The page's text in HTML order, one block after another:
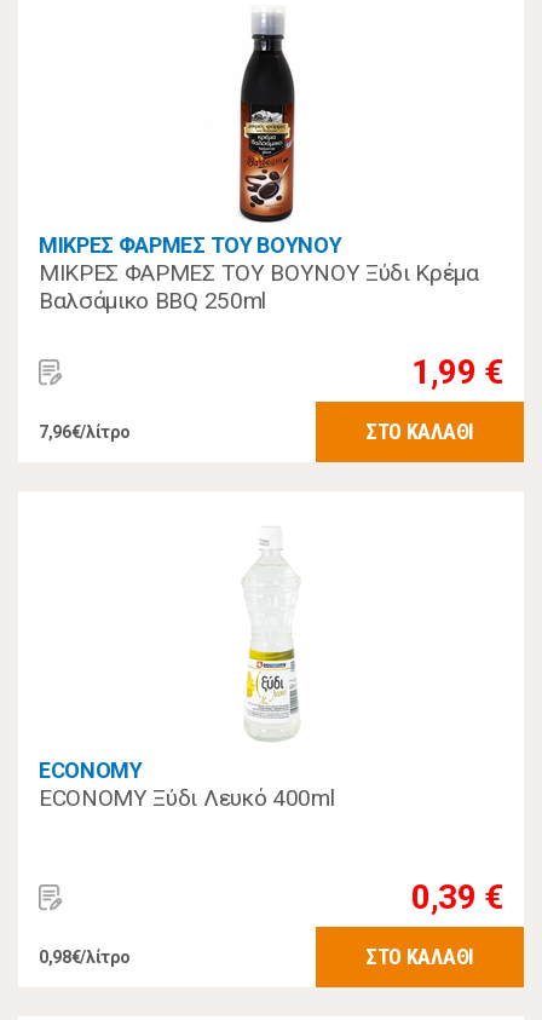
ΜΙΚΡΕΣ ΦΑΡΜΕΣ ΤΟΥ ΒΟΥΝΟΥ
ΜΙΚΡΕΣ ΦΑΡΜΕΣ ΤΟΥ ΒΟΥΝΟΥ Ξύδι Κρέμα
Βαλσάμικο BBQ 250ml
1,99 €
7,96€/λίτρο ΣΤΟ ΚΑΛΑΘΙ
ECONOMY
ECONOMY Ξύδι Λευκό 400ml
0,39 €
0,98€/λίτρο ΣΤΟ ΚΑΛΑΘΙ